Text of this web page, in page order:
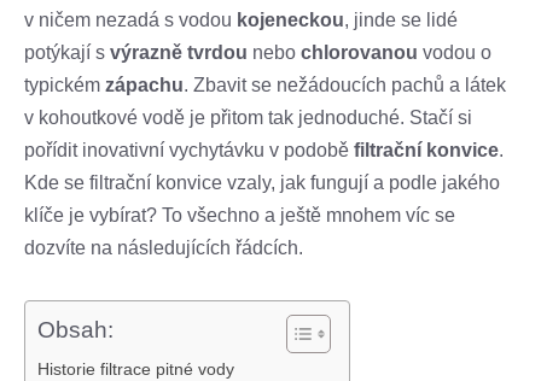
v ničem nezadá s vodou kojeneckou, jinde se lidé
potýkají s výrazně tvrdou nebo chlorovanou vodou o
typickém zápachu. Zbavit se nežádoucích pachů a látek
v kohoutkové vodě je přitom tak jednoduché. Stačí si
pořídit inovativní vychytávku v podobě filtrační konvice.
Kde se filtrační konvice vzaly, jak fungují a podle jakého
klíče je vybírat? To všechno a ještě mnohem víc se
dozvíte na následujících řádcích.
Obsah:
Historie filtrace pitné vody